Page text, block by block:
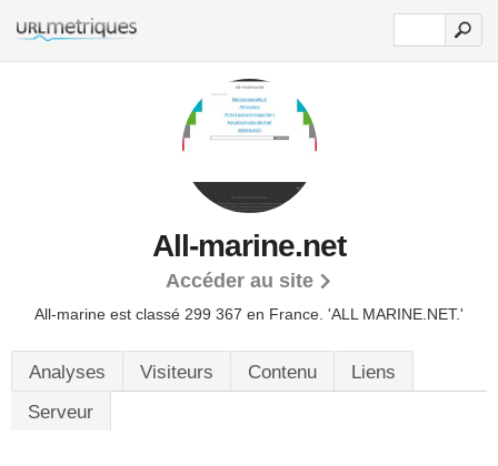
All-marine.net
Accéder au site
All-marine est classé 299 367 en France. 'ALL MARINE.NET.'
Analyses Visiteurs Contenu
Liens
Serveur